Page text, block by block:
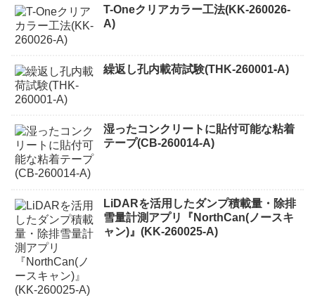
T-Oneクリアカラー工法(KK-260026-
A)
繰返し孔内載荷試験(THK-260001-A)
湿ったコンクリートに貼付可能な粘着
テープ(CB-260014-A)
LiDARを活用したダンプ積載量・除排
雪量計測アプリ『NorthCan(ノースキ
ャン)』(KK-260025-A)